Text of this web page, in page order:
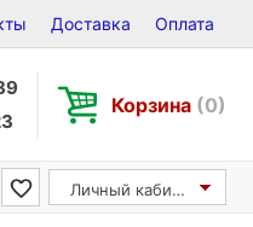
Доставка Оплата
Корзина (0)
Личный кабинет